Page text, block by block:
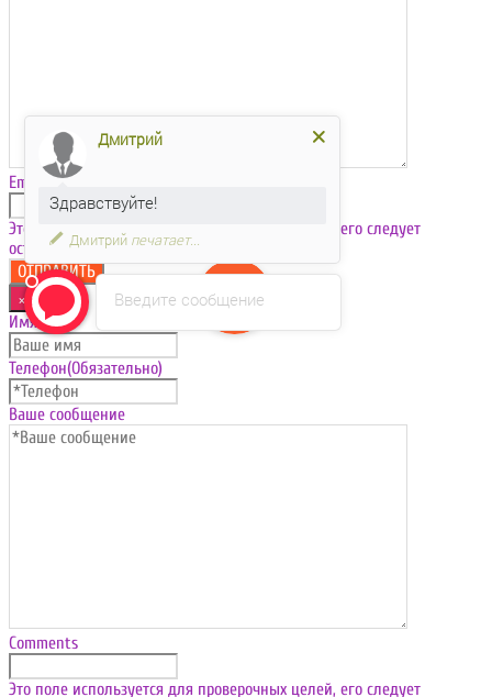
Email
Это поле используется для проверочных целей, его следует
оставить без изменений.
×
Имя
Телефон(Обязательно)
Ваше сообщение
Comments
Это поле используется для проверочных целей, его следует
Введите сообщение
Дмитрий
Здравствуйте!
Дмитрий печатает...